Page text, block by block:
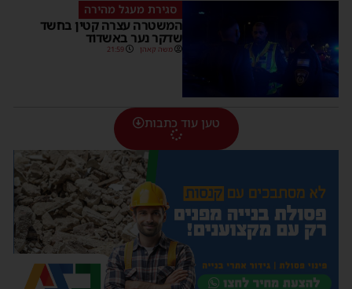
סגירת מעגל מהירה
המשטרה עצרה קטין בחשד
שדקר נער באשדוד
משה קאהן 21:59
טען עוד כתבות